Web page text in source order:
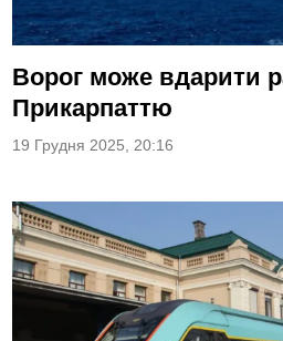
Ворог може вдарити
Прикарпаттю
19 Грудня 2025, 20:16